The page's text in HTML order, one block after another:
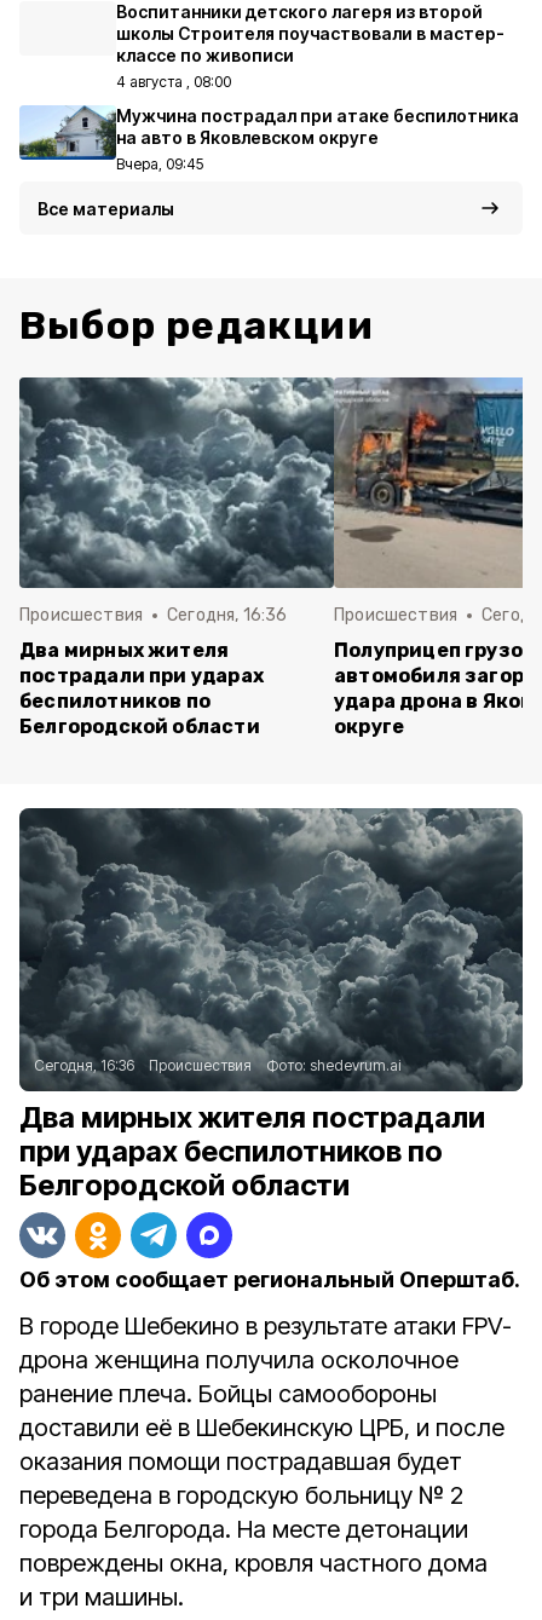
Воспитанники детского лагеря из второй
школы Строителя поучаствовали в мастер-
классе по живописи
4 августа , 08:00
Мужчина пострадал при атаке беспилотника
на авто в Яковлевском округе
Вчера, 09:45
Все материалы
Выбор редакции
Происшествия Сегодня, 16:36
Два мирных жителя
пострадали при ударах
беспилотников по
Белгородской области
Происшествия
Полуприцеп
автомобиля
удара дрона в
округе
Сегодня, 16:36 Происшествия Фото: shedevrum.ai
Два мирных жителя пострадали
при ударах беспилотников по
Белгородской области
Об этом сообщает региональный Оперштаб.
В городе Шебекино в результате атаки FPV-
дрона женщина получила осколочное
ранение плеча. Бойцы самообороны
доставили её в Шебекинскую ЦРБ, и после
оказания помощи пострадавшая будет
переведена в городскую больницу № 2
города Белгорода. На месте детонации
повреждены окна, кровля частного дома
и три машины.